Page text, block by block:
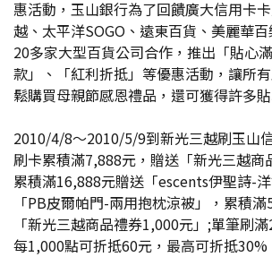
惠活動，玉山銀行為了回饋廣大信用卡
越、太平洋SOGO、遠東百貨、美麗華
20多家大型百貨公司合作，推出「貼心
款」、「紅利折抵」等優惠活動，讓所
鬆購買母親節感恩禮品，還可獲得許多
2010/4/8～2010/5/9到新光三越刷玉山
刷卡累積滿7,888元，贈送「新光三越商
累積滿16,888元贈送「escents伊聖詩-
「PB皮爾帕門-兩用抱枕涼被」，累積
「新光三越商品禮券1,000元」;單筆刷
每1,000點可折抵60元，最高可折抵30%